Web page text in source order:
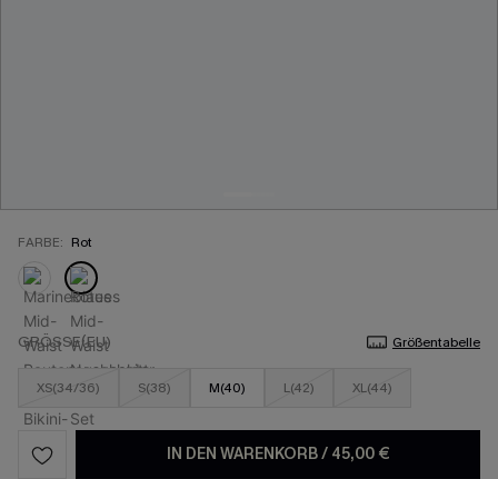
FARBE: Rot
GRÖSSE(EU) Größentabelle
XS(34/36) S(38) M(40) L(42) XL(44)
IN DEN WARENKORB/ 45,00 €